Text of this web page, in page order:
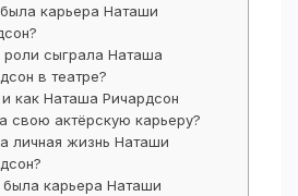
карьера Наташи
роли сыграла Наташа
в театре?
и как Наташа Ричардсон
свою актёрскую карьеру?
личная жизнь Наташи
была карьера Наташи